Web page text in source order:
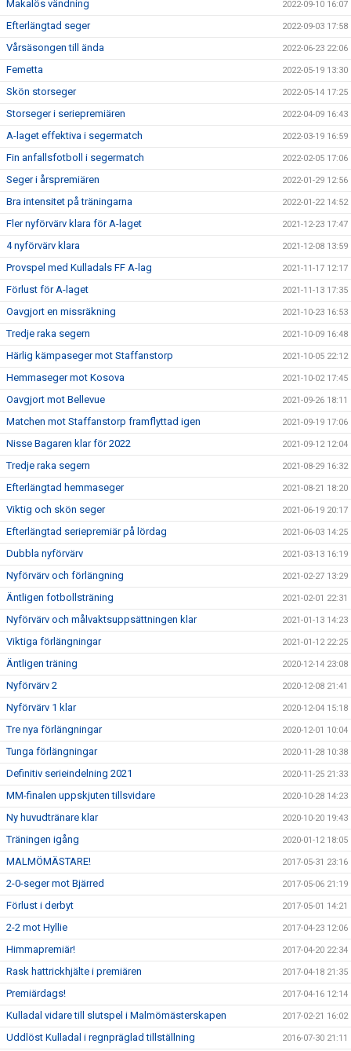
Makalös vändning 2022-09-10 16:07
Efterlängtad seger 2022-09-03 17:58
Vårsäsongen till ända 2022-06-23 22:06
Femetta 2022-05-19 13:30
Skön storseger 2022-05-14 17:25
Storseger i seriepremiären 2022-04-09 16:43
A-laget effektiva i segermatch 2022-03-19 16:59
Fin anfallsfotboll i segermatch 2022-02-05 17:06
Seger i årspremiären 2022-01-29 12:56
Bra intensitet på träningarna 2022-01-22 14:52
Fler nyförvärv klara för A-laget 2021-12-23 17:47
4 nyförvärv klara 2021-12-08 13:59
Provspel med Kulladals FF A-lag 2021-11-17 12:17
Förlust för A-laget 2021-11-13 17:35
Oavgjort en missräkning 2021-10-23 16:53
Tredje raka segern 2021-10-09 16:48
Härlig kämpaseger mot Staffanstorp 2021-10-05 22:12
Hemmaseger mot Kosova 2021-10-02 17:45
Oavgjort mot Bellevue 2021-09-26 18:11
Matchen mot Staffanstorp framflyttad igen 2021-09-19 17:06
Nisse Bagaren klar för 2022 2021-09-12 12:04
Tredje raka segern 2021-08-29 16:32
Efterlängtad hemmaseger 2021-08-21 18:20
Viktig och skön seger 2021-06-19 20:17
Efterlängtad seriepremiär på lördag 2021-06-03 14:25
Dubbla nyförvärv 2021-03-13 16:19
Nyförvärv och förlängning 2021-02-27 13:29
Äntligen fotbollsträning 2021-02-01 22:31
Nyförvärv och målvaktsuppsättningen klar 2021-01-13 14:23
Viktiga förlängningar 2021-01-12 22:25
Äntligen träning 2020-12-14 23:08
Nyförvärv 2 2020-12-08 21:41
Nyförvärv 1 klar 2020-12-04 15:18
Tre nya förlängningar 2020-12-01 10:04
Tunga förlängningar 2020-11-28 10:38
Definitiv serieindelning 2021 2020-11-25 21:33
MM-finalen uppskjuten tillsvidare 2020-10-28 14:23
Ny huvudtränare klar 2020-10-20 19:43
Träningen igång 2020-01-12 18:05
MALMÖMÄSTARE! 2017-05-31 23:16
2-0-seger mot Bjärred 2017-05-06 21:19
Förlust i derbyt 2017-05-01 14:21
2-2 mot Hyllie 2017-04-23 12:06
Himmapremiär! 2017-04-20 22:34
Rask hattrickhjälte i premiären 2017-04-18 21:35
Premiärdags! 2017-04-16 12:14
Kulladal vidare till slutspel i Malmömästerskapen 2017-02-21 16:02
Uddlöst Kulladal i regnpräglad tillställning 2016-07-30 21:11